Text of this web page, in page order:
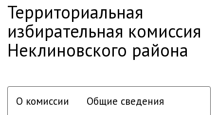
Территориальная
избирательная комиссия
Неклиновского района
О комиссии Общие сведения